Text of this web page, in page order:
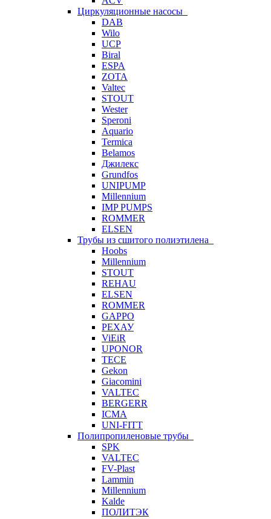
Циркуляционные насосы
DAB
Wilo
UCP
Biral
ESPA
ZOTA
Valtec
STOUT
Wester
Speroni
Aquario
Termica
Belamos
Джилекс
Grundfos
UNIPUMP
Millennium
IMP PUMPS
ROMMER
ELSEN
Трубы из сшитого полиэтилена
Hoobs
Millennium
STOUT
REHAU
ELSEN
ROMMER
GAPPO
РЕХАУ
ViEiR
UPONOR
TECE
Gekon
Giacomini
VALTEC
BERGERR
ICMA
UNI-FITT
Полипропиленовые трубы
SPK
VALTEC
FV-Plast
Lammin
Millennium
Kalde
ПОЛИТЭК